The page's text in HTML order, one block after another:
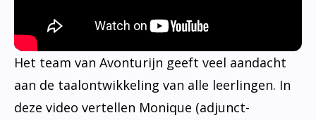
Het team van Avonturijn geeft veel aandacht
aan de taalontwikkeling van alle leerlingen. In
deze video vertellen Monique (adjunct-